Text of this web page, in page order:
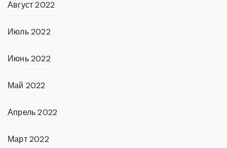
Август 2022
Июль 2022
Июнь 2022
Май 2022
Апрель 2022
Март 2022